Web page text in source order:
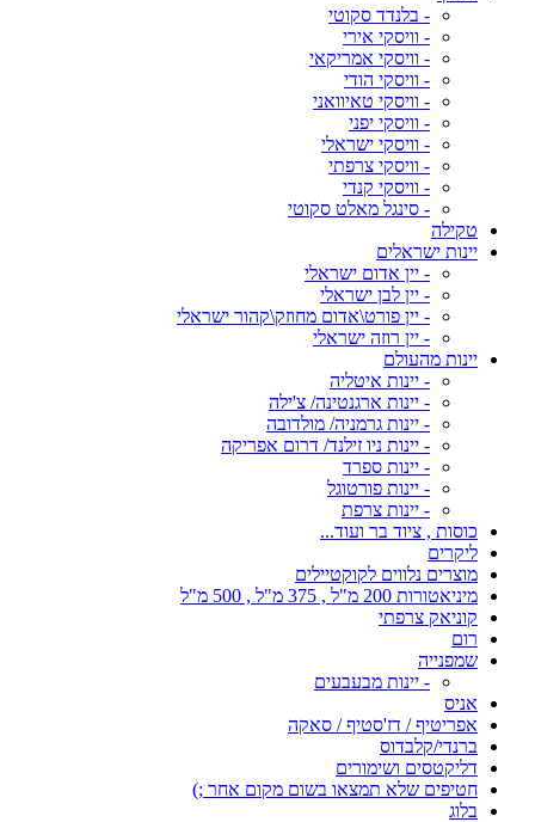
- בלנדד סקוטי
- וויסקי אירי
- וויסקי אמריקאי
- וויסקי הודי
- וויסקי טאיוואני
- וויסקי יפני
- וויסקי ישראלי
- וויסקי צרפתי
- וויסקי קנדי
- סינגל מאלט סקוטי
טקילה
יינות ישראלים
- יין אדום ישראלי
- יין לבן ישראלי
- יין פורט\אדום מחוזק\קהור ישראלי
- יין רוזה ישראלי
יינות מהעולם
- יינות איטליה
- יינות ארגנטינה/ צ'ילה
- יינות גרמניה/ מולדובה
- יינות ניו זילנד/ דרום אפריקה
- יינות ספרד
- יינות פורטוגל
- יינות צרפת
כוסות , ציוד בר ועוד...
ליקרים
מוצרים נלווים לקוקטיילים
מיניאטורות 200 מ"ל , 375 מ"ל , 500 מ"ל
קוניאק צרפתי
רום
שמפנייה
- יינות מבעבעים
אניס
אפריטיף / דז'סטיף / סאקה
ברנדי/קלבדוס
דליקטסים ושימורים
חטיפים שלא תמצאו בשום מקום אחר ;)
בלוג